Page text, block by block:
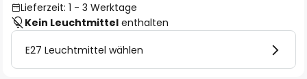
Lieferzeit: 1 - 3 Werktage
Kein Leuchtmittel enthalten
E27 Leuchtmittel wählen